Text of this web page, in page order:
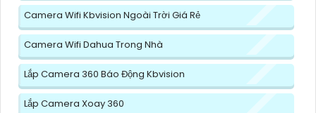
Camera Wifi Kbvision Ngoài Trời Giá Rẻ
Camera Wifi Dahua Trong Nhà
Lắp Camera 360 Báo Động Kbvision
Lắp Camera Xoay 360